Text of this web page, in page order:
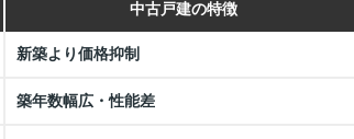
中古戸建の特徴
新築より価格抑制
築年数幅広・性能差